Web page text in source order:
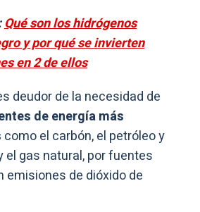
Qué son los hidrógenos
y por qué se invierten
en 2 de ellos
deudor de la necesidad de
de energía más
como el carbón, el petróleo y
el gas natural, por fuentes
emisiones de dióxido de